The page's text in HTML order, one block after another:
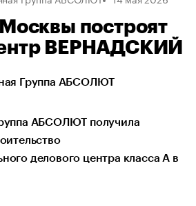
построят
ВЕРНАДСКИЙ
Группа АБСОЛЮТ
АБСОЛЮТ получила
делового центра класса А в